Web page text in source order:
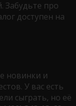
Забудьте про
доступен на
новинки и
У вас есть
сыграть, но её